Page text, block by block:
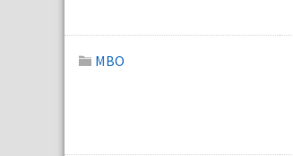
MBO